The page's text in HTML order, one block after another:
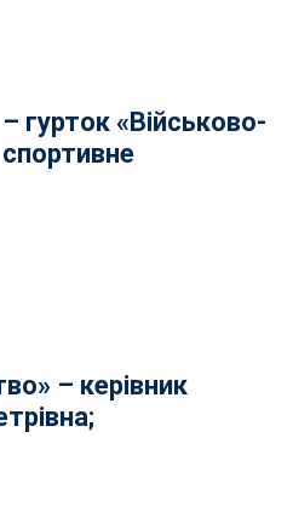
– гурток «Військово-
спортивне
– керівник